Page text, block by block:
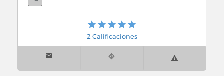
2 Calificaciones